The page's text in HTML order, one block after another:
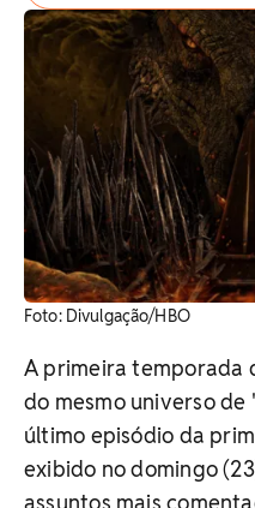
Foto: Divulgação/HBO
A primeira temporada
do mesmo universo
último episódio da
exibido no domingo